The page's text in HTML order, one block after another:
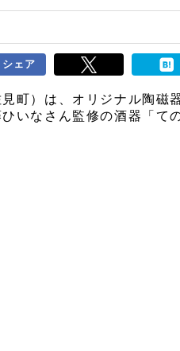
シェア
町）は、オリジナル陶磁
いなさん監修の酒器「て